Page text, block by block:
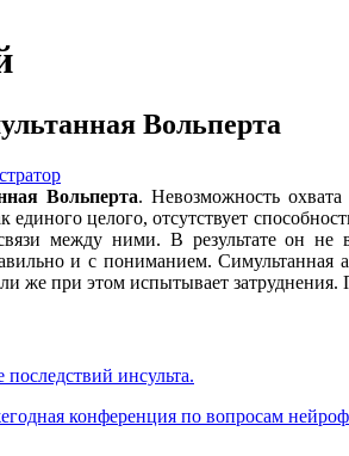
Вольперта
Вольперта. Невозможность
единого целого, отсутствует
между ними. В результате он
и с пониманием. Симультанная
же при этом испытывает затруднения.
последствий инсульта.
конференция по вопросам